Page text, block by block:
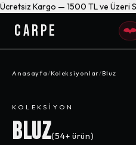
Ücretsiz Kargo — 1500 TL ve Üzeri
CARPE
Anasayfa/Koleksiyonlar/Bluz
KOLEKSIYON
BLUZ(54+ ürün)